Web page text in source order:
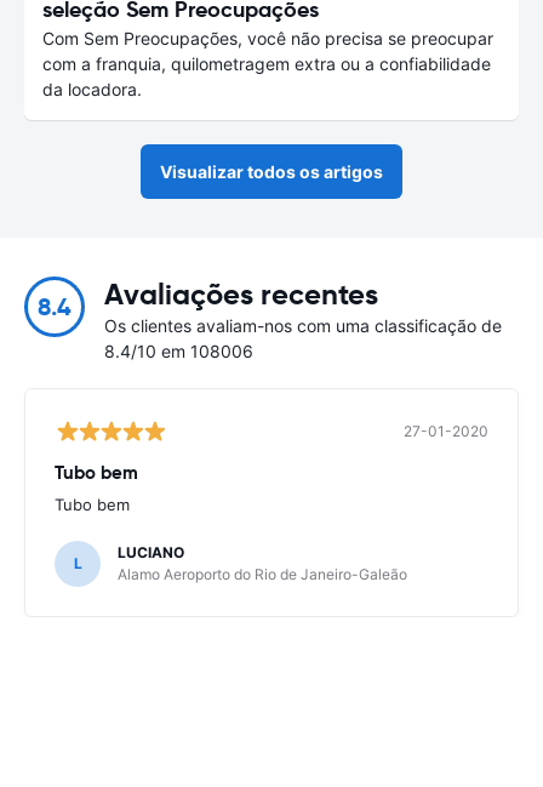
seleção Sem Preocupações
Com Sem Preocupações, você não precisa se preocupar
com a franquia, quilometragem extra ou a confiabilidade
da locadora.
Visualizar todos os artigos
8.4 Avaliações recentes
Os clientes avaliam-nos com uma classificação de
8.4/10 em 108006
27-01-2020
Tubo bem
Tubo bem
L
LUCIANO
Alamo Aeroporto do Rio de Janeiro-Galeão